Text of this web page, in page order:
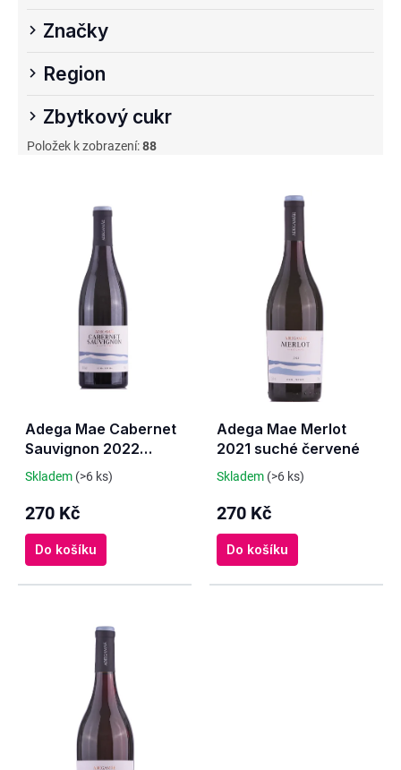
Značky
Region
Zbytkový cukr
Položek k zobrazení:88
u
k
t
ů
Adega Mae Cabernet
Sauvignon 2022
suché červené
Skladem (>6 ks)
270 Kč
Do košíku
Adega Mae Merlot
2021 suché červené
Skladem (>6 ks)
270 Kč
Do košíku